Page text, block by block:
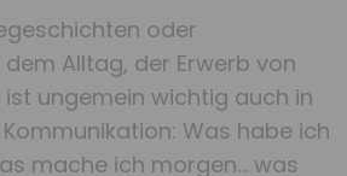
oder
Alltag, der Erwerb von
ist ungemein wichtig auch in
Was habe ich
mache ich morgen… was